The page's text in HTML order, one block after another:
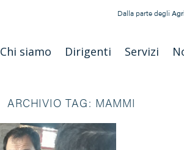
Dalla parte degli
Chi siamo Dirigenti Servizi
ARCHIVIO TAG: MAMMI